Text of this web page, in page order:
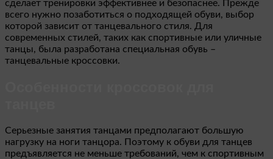
сделает тренировки эффективнее и безопаснее. Прежде
всего нужно позаботиться о подходящей обуви, выбор
которой зависит от танцевального стиля. Для
современных стилей, таких как спортивные или уличные
танцы, была разработана специальная обувь –
танцевальные кроссовки.
Серьезные занятия танцами предполагают большую
нагрузку на ноги танцора. Поэтому к обуви для танцев
предъявляется не меньше требований, чем к спортивным